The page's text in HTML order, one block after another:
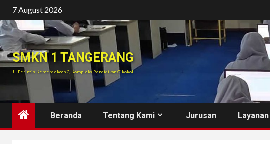
Skip
to
content
7 August 2026
SMKN 1 TANGERANG
Jl. Perintis Kemerdekaan 2, Kompleks Pendidikan Cikokol
Beranda Tentang Kami Jurusan Layanan